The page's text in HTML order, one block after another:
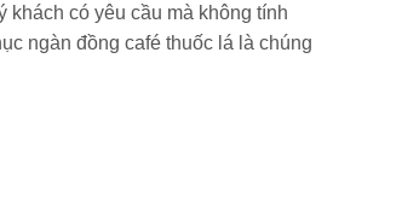
có yêu cầu mà không tính
ngàn đồng café thuốc lá là chúng